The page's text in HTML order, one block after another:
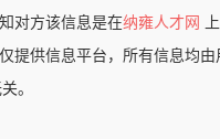
对方该信息是在纳雍人才网
提供信息平台，所有信息均
。